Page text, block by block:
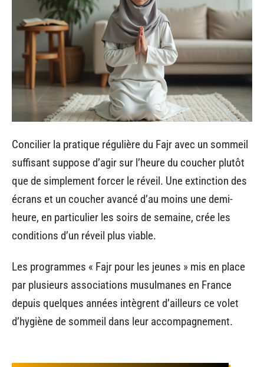
Concilier la pratique régulière du Fajr avec un sommeil
suffisant suppose d’agir sur l’heure du coucher plutôt
que de simplement forcer le réveil. Une extinction des
écrans et un coucher avancé d’au moins une demi-
heure, en particulier les soirs de semaine, crée les
conditions d’un réveil plus viable.
Les programmes « Fajr pour les jeunes » mis en place
par plusieurs associations musulmanes en France
depuis quelques années intègrent d’ailleurs ce volet
d’hygiène de sommeil dans leur accompagnement.